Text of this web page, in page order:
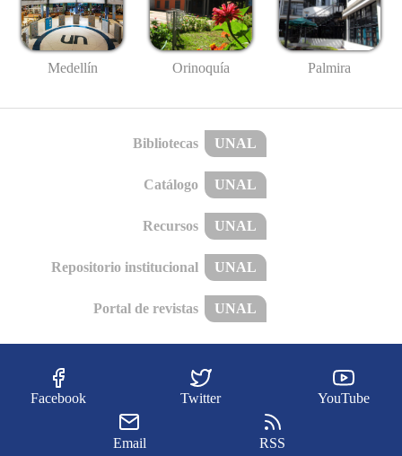
Medellín Orinoquía Palmira
Bibliotecas UNAL
Catálogo UNAL
Recursos UNAL
Repositorio institucional UNAL
Portal de revistas UNAL
Facebook Twitter YouTube
Email RSS